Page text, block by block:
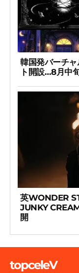
韓国発バーチ
ト開設…8月中
英WONDER
JUNKY
開
topceleV